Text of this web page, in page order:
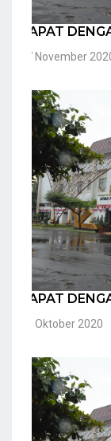
RAPAT
17 November
RAPAT
20 Oktober 2020